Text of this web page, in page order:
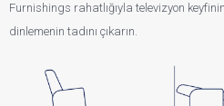
Furnishings rahatlığıyla televizyon
dinlemenin tadını çıkarın.